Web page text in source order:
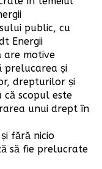
public, cu
Energii
are motive
prelucarea și
drepturilor și
scopul este
unui drept în
fără nicio
să fie prelucrate